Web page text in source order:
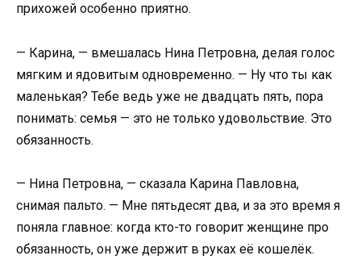
прихожей особенно приятно.
— Карина, — вмешалась Нина Петровна, делая голос
мягким и ядовитым одновременно. — Ну что ты как
маленькая? Тебе ведь уже не двадцать пять, пора
понимать: семья — это не только удовольствие. Это
обязанность.
— Нина Петровна, — сказала Карина Павловна,
снимая пальто. — Мне пятьдесят два, и за это время я
поняла главное: когда кто-то говорит женщине про
обязанность, он уже держит в руках её кошелёк.